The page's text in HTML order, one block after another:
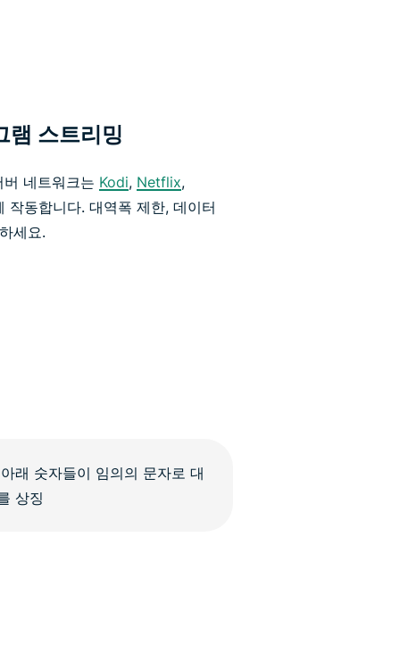
램 스트리밍
네트워크는 Kodi, Netflix,
작동합니다. 대역폭 제한, 데이터
세요.